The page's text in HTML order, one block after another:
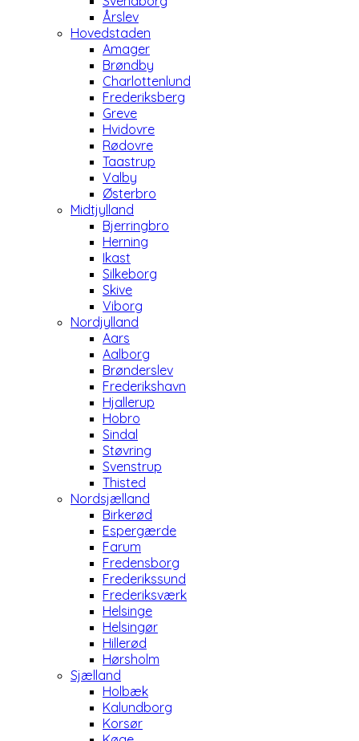
Årslev
Hovedstaden
Amager
Brøndby
Charlottenlund
Frederiksberg
Greve
Hvidovre
Rødovre
Taastrup
Valby
Østerbro
Midtjylland
Bjerringbro
Herning
Ikast
Silkeborg
Skive
Viborg
Nordjylland
Aars
Aalborg
Brønderslev
Frederikshavn
Hjallerup
Hobro
Sindal
Støvring
Svenstrup
Thisted
Nordsjælland
Birkerød
Espergærde
Farum
Fredensborg
Frederikssund
Frederiksværk
Helsinge
Helsingør
Hillerød
Hørsholm
Sjælland
Holbæk
Kalundborg
Korsør